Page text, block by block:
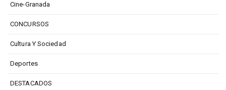
Cine-Granada
CONCURSOS
Cultura Y Sociedad
Deportes
DESTACADOS